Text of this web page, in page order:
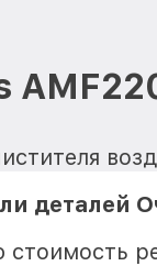
деталей